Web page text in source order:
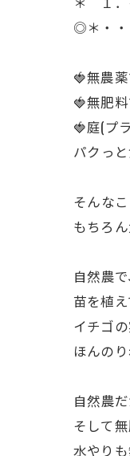
◎＊・
🍓無農
🍓無肥
🍓庭(プ
ㅤパクっ
ㅤそんな
もちろ
ㅤ自然
苗を植え
イチゴの
ほんの
ㅤ自然農
そして無
水やりも